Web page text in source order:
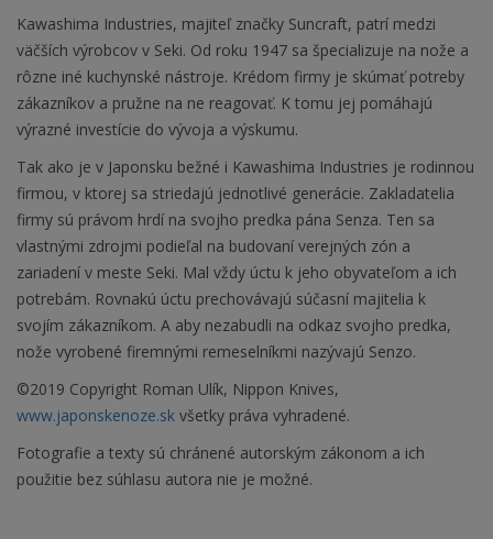
Kawashima Industries, majiteľ značky Suncraft, patrí medzi
väčších výrobcov v Seki. Od roku 1947 sa špecializuje na nože a
rôzne iné kuchynské nástroje. Krédom firmy je skúmať potreby
zákazníkov a pružne na ne reagovať. K tomu jej pomáhajú
výrazné investície do vývoja a výskumu.
Tak ako je v Japonsku bežné i Kawashima Industries je rodinnou
firmou, v ktorej sa striedajú jednotlivé generácie. Zakladatelia
firmy sú právom hrdí na svojho predka pána Senza. Ten sa
vlastnými zdrojmi podieľal na budovaní verejných zón a
zariadení v meste Seki. Mal vždy úctu k jeho obyvateľom a ich
potrebám. Rovnakú úctu prechovávajú súčasní majitelia k
svojím zákazníkom. A aby nezabudli na odkaz svojho predka,
nože vyrobené firemnými remeselníkmi nazývajú Senzo.
©2019 Copyright Roman Ulík, Nippon Knives,
www.japonskenoze.sk všetky práva vyhradené.
Fotografie a texty sú chránené autorským zákonom a ich
použitie bez súhlasu autora nie je možné.